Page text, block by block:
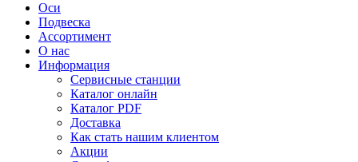
Оси
Подвеска
Ассортимент
О нас
Информация
Сервисные станции
Каталог онлайн
Каталог PDF
Доставка
Как стать нашим клиентом
Акции